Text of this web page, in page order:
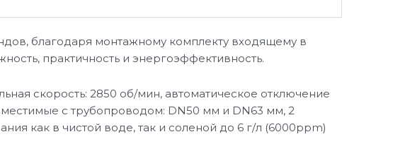
благодаря монтажному комплекту входящему в
практичность и энергоэффективность.
скорость: 2850 об/мин, автоматическое отключение
с трубопроводом: DN50 мм и DN63 мм, 2
как в чистой воде, так и соленой до 6 г/л (6000ppm)